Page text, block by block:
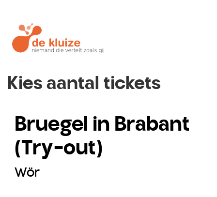
Kies aantal tickets
Bruegel in Brabant
(Try-out)
Wör